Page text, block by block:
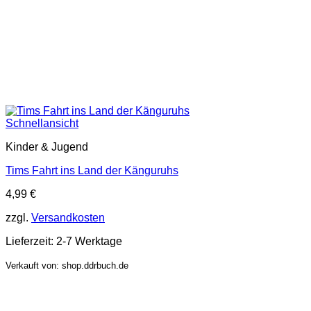
Schnellansicht
Kinder & Jugend
Tims Fahrt ins Land der Känguruhs
4,99 €
zzgl. Versandkosten
Lieferzeit: 2-7 Werktage
Verkauft von: shop.ddrbuch.de